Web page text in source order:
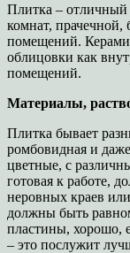
Плитка – отличный
комнат, прачечной,
помещений.
облицовки как
помещений.
Материалы,
Плитка бывает
ромбовидная и
цветные, с
готовая к работе,
неровных краев
должны быть
пластины, хорошо,
– это послужит